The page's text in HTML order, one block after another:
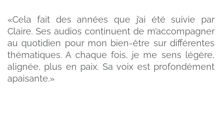
«Cela fait des années que j’ai été suivie par
Claire. Ses audios continuent de m’accompagner
au quotidien pour mon bien-être sur différentes
thématiques. A chaque fois, je me sens légère,
alignée, plus en paix. Sa voix est profondément
apaisante.»